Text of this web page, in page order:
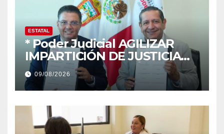
ESTATAL
* Poder Judicial AGILIZAR
IMPARTICIÓN DE JUSTICIA
CON DIGITALIZACIÓN DE
INFORMES
09/08/2026